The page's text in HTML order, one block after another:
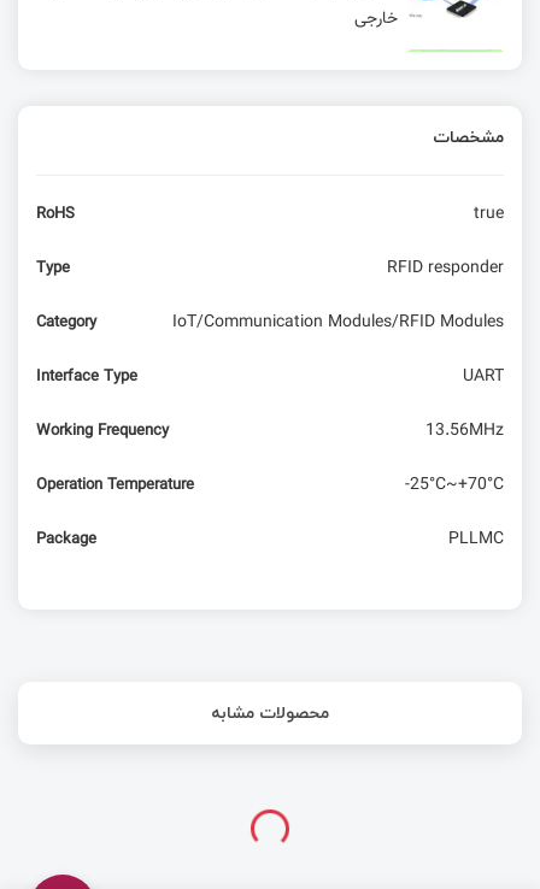
خارجی
مشخصات
RoHS true
Type RFID responder
Category IoT/Communication Modules/RFID Modules
Interface Type UART
Working Frequency 13.56MHz
Operation Temperature -25°C~+70°C
Package PLLMC
محصولات مشابه